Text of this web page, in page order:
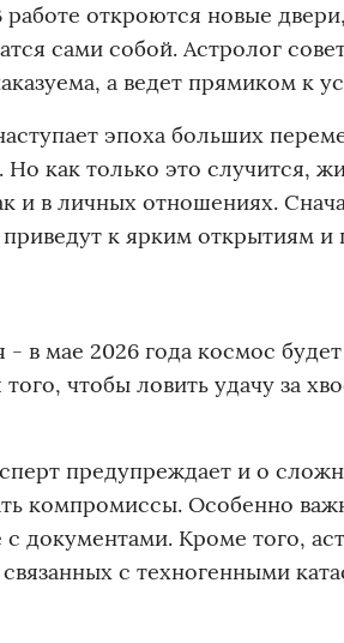
откроются новые
сами собой. Астролог
а ведет прямиком к
эпоха больших
как только это случится,
и в личных отношениях.
к ярким открытиям и
в мае 2026 года космос
чтобы ловить удачу за
предупреждает и о
компромиссы. Особенно
документами. Кроме того,
с техногенными